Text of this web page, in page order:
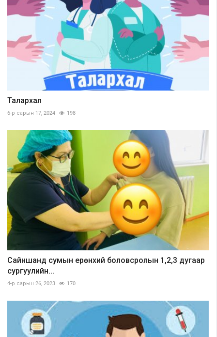
Талархал
6-р сарын 17, 2024 198
Сайншанд сумын ерөнхий боловсролын 1,2,3 дугаар
сургуулийн...
4-р сарын 26, 2023 170